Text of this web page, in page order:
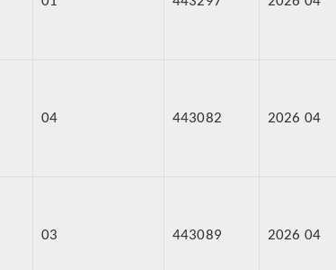
04 443082 2026 04
03 443089 2026 04